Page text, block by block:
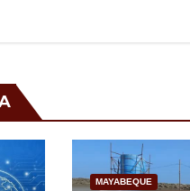
MAYABEQUE